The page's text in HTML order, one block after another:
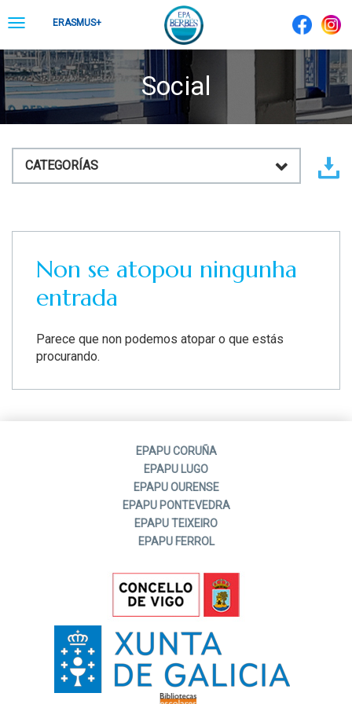
to ToggleERASMUS+
Social
CATEGORÍAS
Non se atopou ningunha
entrada
Parece que non podemos atopar o que estás
procurando.
EPAPU CORUÑA
EPAPU LUGO
EPAPU OURENSE
EPAPU PONTEVEDRA
EPAPU TEIXEIRO
EPAPU FERROL